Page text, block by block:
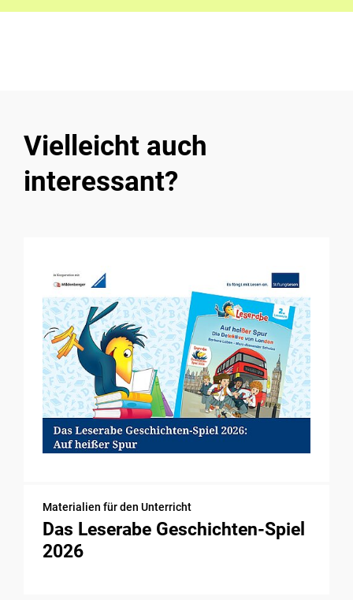
Vielleicht auch
interessant?
Materialien für den Unterricht
Das Leserabe Geschichten-Spiel
2026